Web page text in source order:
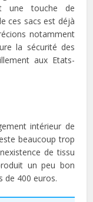
une touche de
ces sacs est déjà
notamment
la sécurité des
aux Etats-
intérieur de
beaucoup trop
de tissu
un peu bon
de 400 euros.